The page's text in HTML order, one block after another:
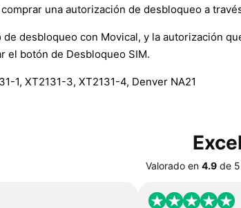
una autorización de desbloqueo a
desbloqueo con Movical, y la autorización
el botón de Desbloqueo SIM.
1, XT2131-3, XT2131-4, Denver NA21
Valorado en 4.9de 5